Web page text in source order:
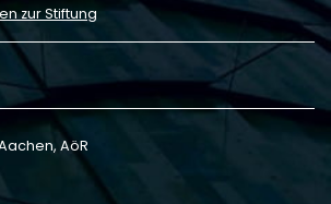
zur Stiftung
AöR